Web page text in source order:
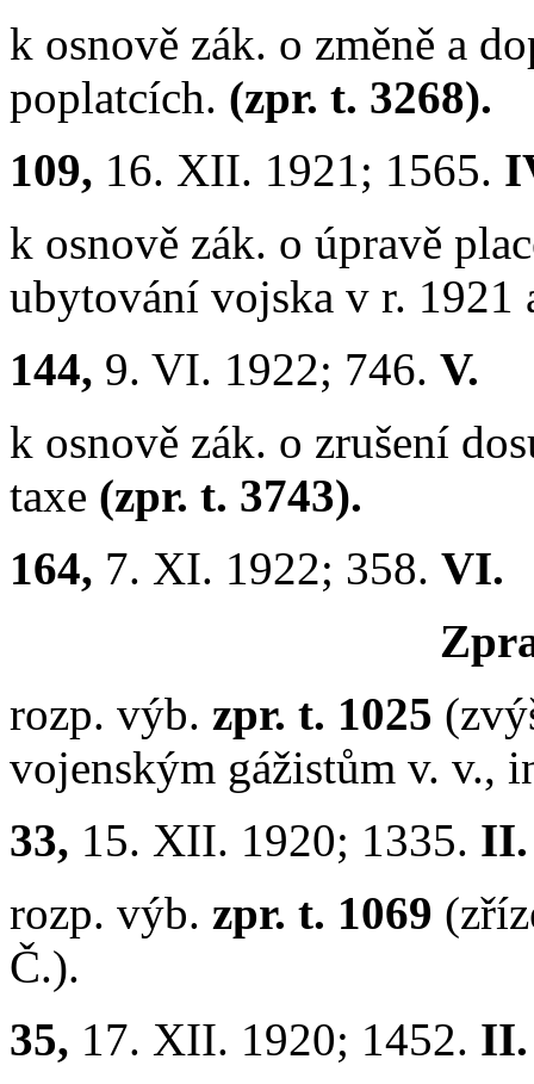
k osnově zák. o změně a
poplatcích. (zpr. t. 3268).
109, 16. XII. 1921; 1565.
k osnově zák. o úpravě
ubytování vojska v r. 1921
144, 9. VI. 1922; 746. V.
k osnově zák. o zrušení
taxe (zpr. t. 3743).
164, 7. XI. 1922; 358. VI.
rozp. výb. zpr. t. 1025
vojenským gážistům v. v.,
33, 15. XII. 1920; 1335. II.
rozp. výb. zpr. t. 1069
Č.).
35, 17. XII. 1920; 1452. II.